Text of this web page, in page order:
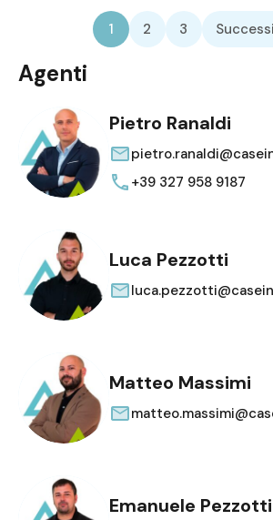
1 2 3
Agenti
Pietro Ranaldi
+39 327 958 9187
Luca Pezzotti
Matteo Massimi
Emanuele Pezzotti